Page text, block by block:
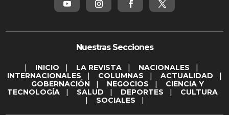
Nuestras Secciones
| INICIO | LA REVISTA | NACIONALES |
INTERNACIONALES | COLUMNAS | ACTUALIDAD |
GOBERNACIÓN | NEGOCIOS | CIENCIA Y
TECNOLOGÍA | SALUD | DEPORTES | CULTURA
| SOCIALES |